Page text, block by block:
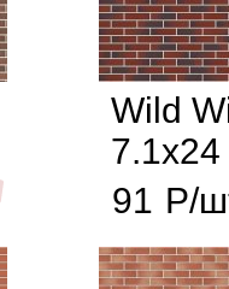
Wild
7.1x24
91 Р/